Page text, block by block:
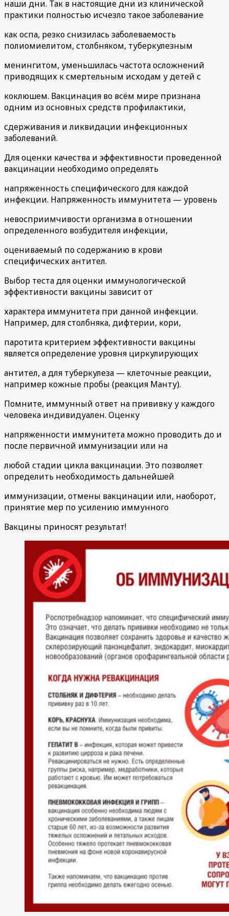
наши дни. Так в настоящие дни из клинической
практики полностью исчезло такое заболевание
как оспа, резко снизилась заболеваемость
полиомиелитом, столбняком, туберкулезным
менингитом, уменьшилась частота осложнений
приводящих к смертельным исходам у детей с
коклюшем. Вакцинация во всём мире признана
одним из основных средств профилактики,
сдерживания и ликвидации инфекционных
заболеваний.
Для оценки качества и эффективности проведенной
вакцинации необходимо определять
напряженность специфического для каждой
инфекции. Напряженность иммунитета — уровень
невосприимчивости организма в отношении
определенного возбудителя инфекции,
оцениваемый по содержанию в крови
специфических антител.
Выбор теста для оценки иммунологической
эффективности вакцины зависит от
характера иммунитета при данной инфекции.
Например, для столбняка, дифтерии, кори,
паротита критерием эффективности вакцины
является определение уровня циркулирующих
антител, а для туберкулеза — клеточные реакции,
например кожные пробы (реакция Манту).
Помните, иммунный ответ на прививку у каждого
человека индивидуален. Оценку
напряженности иммунитета можно проводить до и
после первичной иммунизации или на
любой стадии цикла вакцинации. Это позволяет
определить необходимость дальнейшей
иммунизации, отмены вакцинации или, наоборот,
принятие мер по усилению иммунного
Вакцины приносят результат!